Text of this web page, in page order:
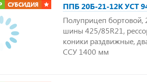
СУБСИДИЯ ППБ 20Б-21-12К УСТ
Полуприцеп бортовой,
шины 425/85R21,
коники раздвижные,
ССУ 1400 мм